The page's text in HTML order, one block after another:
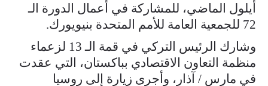
أيلول الماضي، للمشاركة في أعمال الدورة الـ
72 للجمعية العامة للأمم المتحدة بنيويورك.
وشارك الرئيس التركي في قمة الـ 13 لزعماء
منظمة التعاون الاقتصادي بباكستان، التي عقدت
في مارس / آذار، وأجرى زيارة إلى روسيا